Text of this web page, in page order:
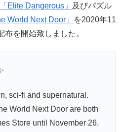
「Elite Dangerous」
及びパズル
World Next Door」
を2020年11
布を開始致しました。
sci-fi and supernatural.
World Next Door are both
Store until November 26,